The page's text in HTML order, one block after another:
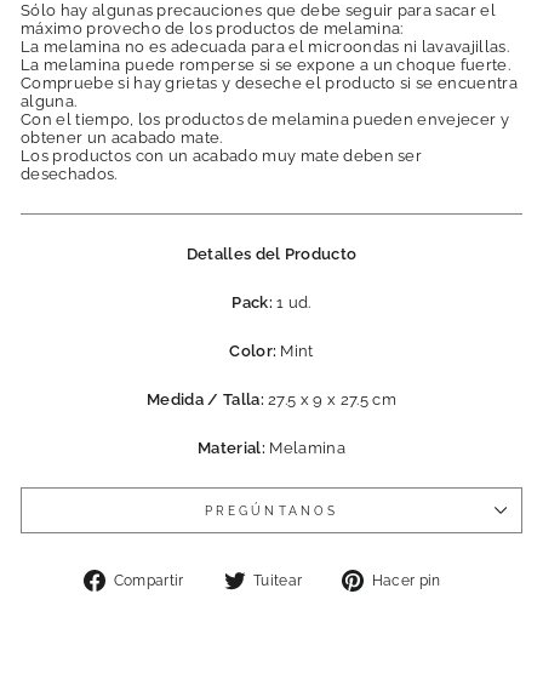
Sólo hay algunas precauciones que debe seguir para sacar el
máximo provecho de los productos de melamina:
La melamina no es adecuada para el microondas ni lavavajillas.
La melamina puede romperse si se expone a un choque fuerte.
Compruebe si hay grietas y deseche el producto si se encuentra
alguna.
Con el tiempo, los productos de melamina pueden envejecer y
obtener un acabado mate.
Los productos con un acabado muy mate deben ser
desechados.
Detalles del Producto
Pack:1 ud.
Color: Mint
Medida / Talla:27.5 x 9 x 27.5 cm
Material: Melamina
PREGÚNTANOS
Compartir
CompartirTuitear
TuitearHacer pin